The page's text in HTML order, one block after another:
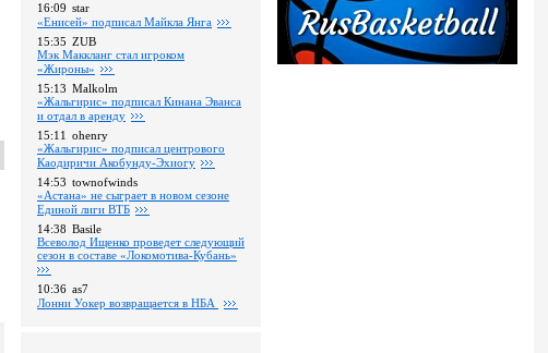
16:09 star
«Енисей» подписал Майкла Янга
15:35 ZUB
Мэк Маккланг стал игроком
«Жироны»
15:13 Malkolm
«Жальгирис» подписал Кинана Эванса
и отдал в аренду
15:11 ohenry
«Жальгирис» подписал центрового
Каодиричи Акобунду-Эхиогу
14:53 townofwinds
«Астана» не сыграет в новом сезоне
Единой лиги ВТБ
14:38 Basile
Всеволод Ищенко проведет следующий
сезон в составе «Локомотива-Кубань»
10:36 as7
Лонни Уокер возвращается в НБА